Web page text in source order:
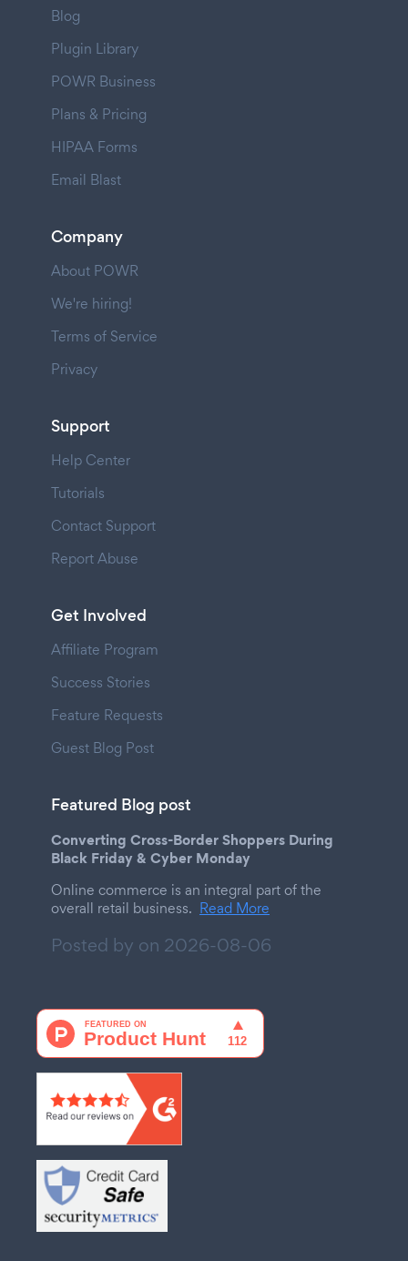
Blog
Plugin Library
POWR Business
Plans & Pricing
HIPAA Forms
Email Blast
Company
About POWR
We're hiring!
Terms of Service
Privacy
Support
Help Center
Tutorials
Contact Support
Report Abuse
Get Involved
Affiliate Program
Success Stories
Feature Requests
Guest Blog Post
Featured Blog post
Converting Cross-Border Shoppers During
Black Friday & Cyber Monday
Online commerce is an integral part of the
overall retail business. Read More
Posted by on 2026-08-06